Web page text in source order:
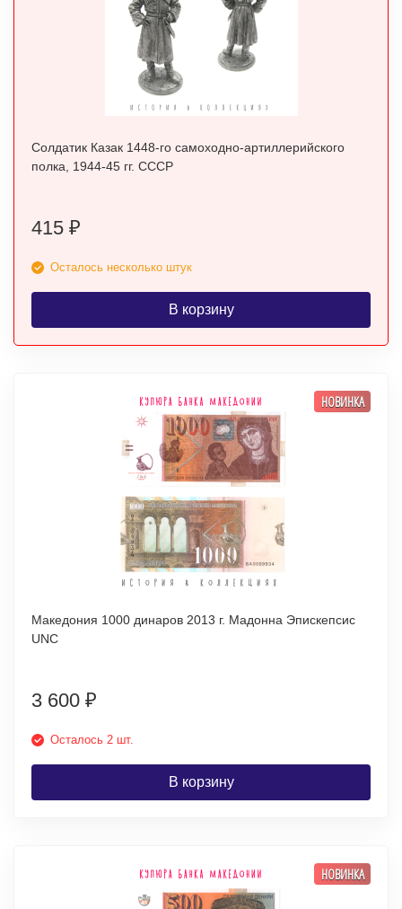
Солдатик Казак 1448-го самоходно-артиллерийского
полка, 1944-45 гг. СССР
415 ₽
Осталось несколько штук
В корзину
НОВИНКА
Македония 1000 динаров 2013 г. Мадонна Эпискепсис
UNC
3 600 ₽
Осталось 2 шт.
В корзину
НОВИНКА